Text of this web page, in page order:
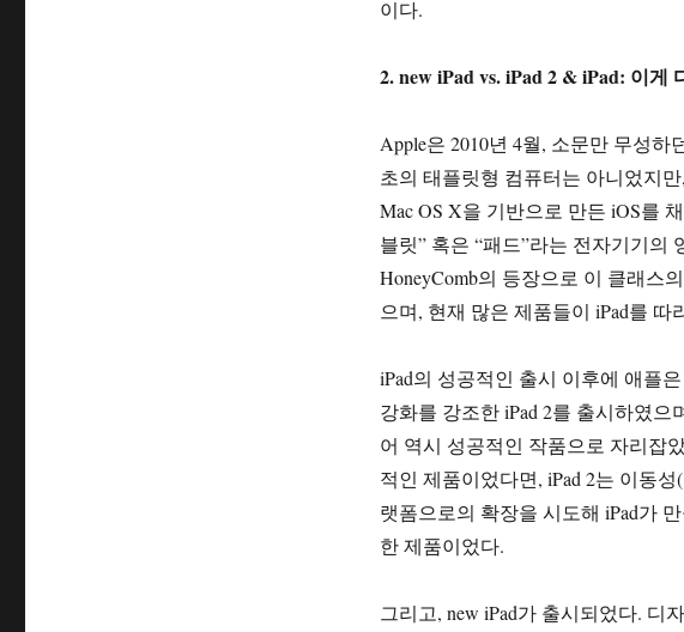
이다.
2. new iPad vs. iPad 2 & iPad: 이게
Apple은 2010년 4월, 소문만 무성
초의 태플릿형 컴퓨터는 아니었지
Mac OS X을 기반으로 만든 iOS를
블릿” 혹은 “패드”라는 전자기기의
HoneyComb의 등장으로 이 클래스
으며, 현재 많은 제품들이 iPad를
iPad의 성공적인 출시 이후에 애플
강화를 강조한 iPad 2를 출시하였
어 역시 성공적인 작품으로 자리잡
적인 제품이었다면, iPad 2는 이동
랫폼으로의 확장을 시도해 iPad가
한 제품이었다.
그리고, new iPad가 출시되었다. 디